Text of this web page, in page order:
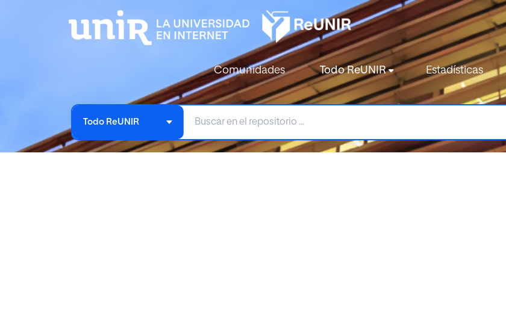
Comunidades Todo ReUNIR Estadísticas
Todo ReUNIR